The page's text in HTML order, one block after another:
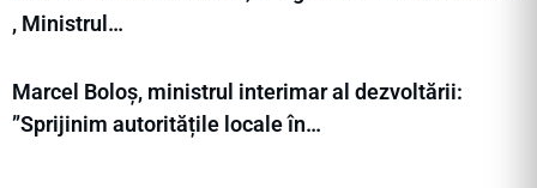
, Ministrul…
Marcel Boloș, ministrul interimar al dezvoltării:
”Sprijinim autoritățile locale în…